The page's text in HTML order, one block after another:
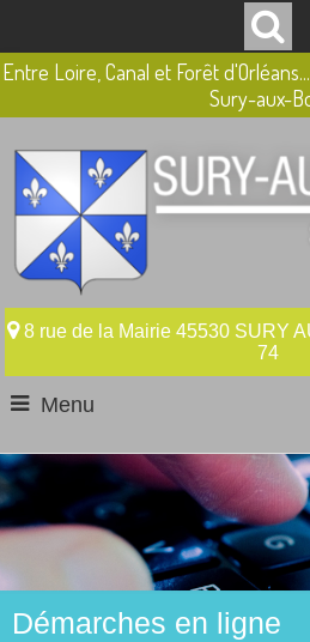
Entre Loire, Canal et Forêt
Sury-aux-
8 rue de la Mairie 45530 SURY
74
Menu
Démarches en ligne